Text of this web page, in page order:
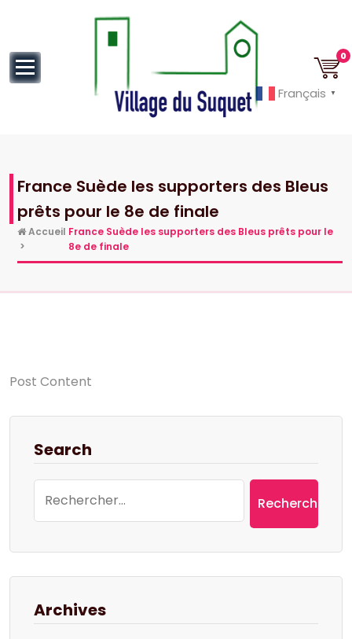
0
France Suède les supporters des Bleus
prêts pour le 8e de finale
Accueil
>
France Suède les supporters des Bleus prêts pour le
8e de finale
Post Content
Search
Archives
Français ▼